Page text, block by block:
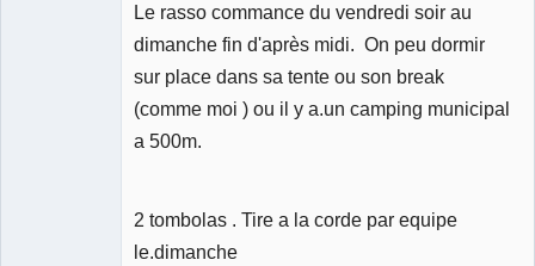
Le rasso commance du vendredi soir au
dimanche fin d'après midi. On peu dormir
sur place dans sa tente ou son break
(comme moi ) ou il y a.un camping municipal
a 500m.
2 tombolas . Tire a la corde par equipe
le.dimanche